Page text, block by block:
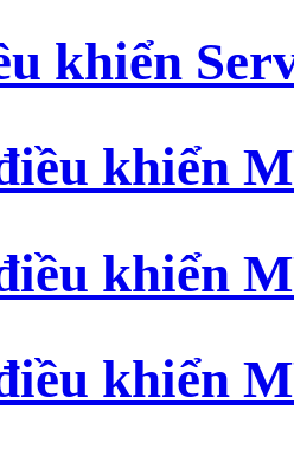
khiển
khiển
khiển
khiển